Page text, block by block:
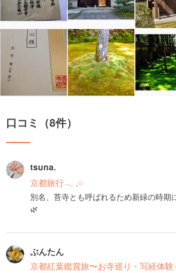
口コミ（8件）
tsuna.
京都旅行‎𓂃 𓈒𓏸
別名、苔寺とも呼ばれるため新緑の時期
🌿
ぶんたん
京都紅葉鑑賞旅〜お寺巡り・写経体験